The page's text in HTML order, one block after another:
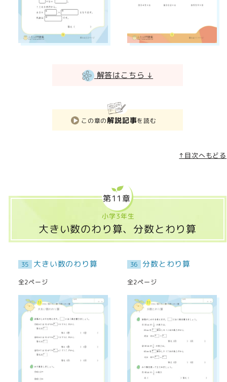
解答はこちら ↓
この章の解説記事を読む
↑目次へもどる
第11章
小学3年生
大きい数のわり算、分数とわり算
35 大きい数のわり算
全2ページ
36 分数とわり算
全2ページ